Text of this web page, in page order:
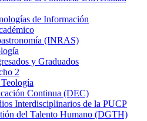
de Información
(INRAS)
y Graduados
2
Continua (DEC)
Interdisciplinarios de la PUCP
del Talento Humano (DGTH)